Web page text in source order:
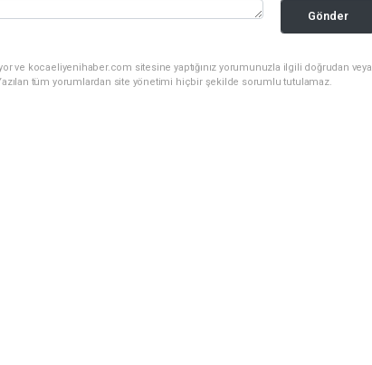
Gönder
ve kocaeliyenihaber.com sitesine yaptığınız yorumunuzla ilgili doğrudan veya
tüm yorumlardan site yönetimi hiçbir şekilde sorumlu tutulamaz.